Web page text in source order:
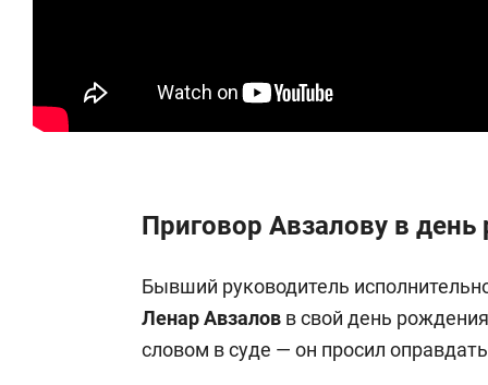
Приговор Авзалову в
Бывший руководитель
Ленар Авзалов в свой день
словом в суде — он просил